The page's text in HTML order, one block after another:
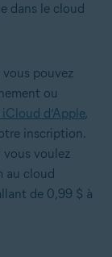
dans le cloud
vous pouvez
ou
d’Apple,
inscription.
vous voulez
au cloud
de 0,99 $ à